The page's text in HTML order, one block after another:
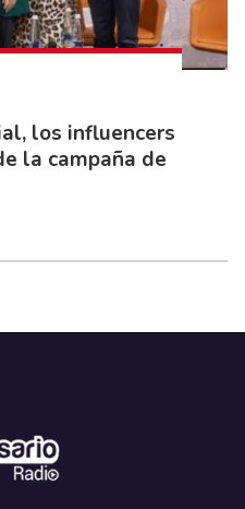
los influencers
la campaña de